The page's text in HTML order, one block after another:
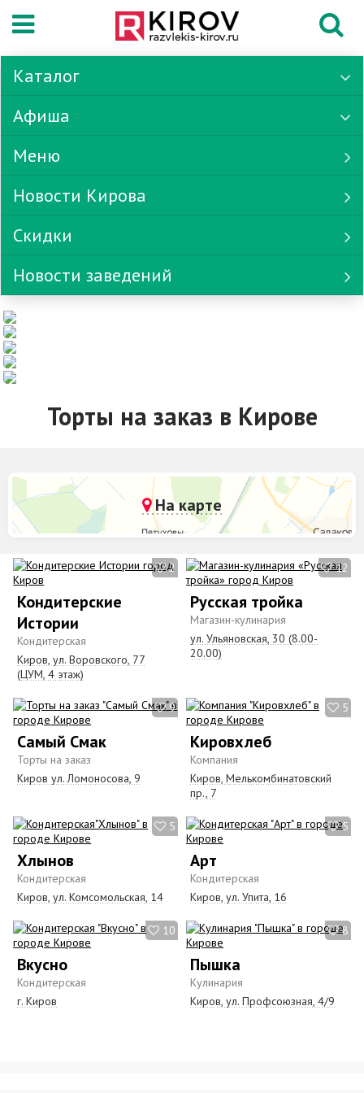
Каталог
Афиша
Меню
Новости Кирова
Скидки
Новости заведений
Торты на заказ в Кирове
На карте
2
Кондитерские
Истории
Кондитерская
Киров, ул. Воровского, 77
(ЦУМ, 4 этаж)
12
Русская тройка
Магазин-кулинария
ул. Ульяновская, 30 (8.00-
20.00)
9
Самый Смак
Торты на заказ
Киров ул. Ломоносова, 9
5
Кировхлеб
Компания
Киров, Мелькомбинатовский
пр., 7
5
Хлынов
Кондитерская
Киров, ул. Комсомольская, 14
5
Арт
Кондитерская
Киров, ул. Упита, 16
10
Вкусно
Кондитерская
г. Киров
8
Пышка
Кулинария
Киров, ул. Профсоюзная, 4/9